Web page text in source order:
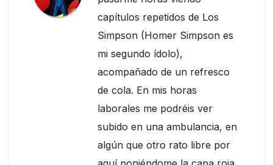
capítulos repetidos de Los
Simpson (Homer Simpson es
mi segundo ídolo),
acompañado de un refresco
de cola. En mis horas
laborales me podréis ver
subido en una ambulancia, en
algún que otro rato libre por